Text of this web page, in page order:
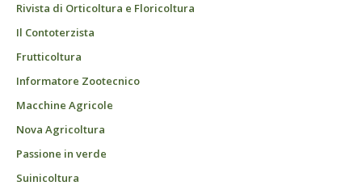
Rivista di Orticoltura e Floricoltura
Il Contoterzista
Frutticoltura
Informatore Zootecnico
Macchine Agricole
Nova Agricoltura
Passione in verde
Suinicoltura